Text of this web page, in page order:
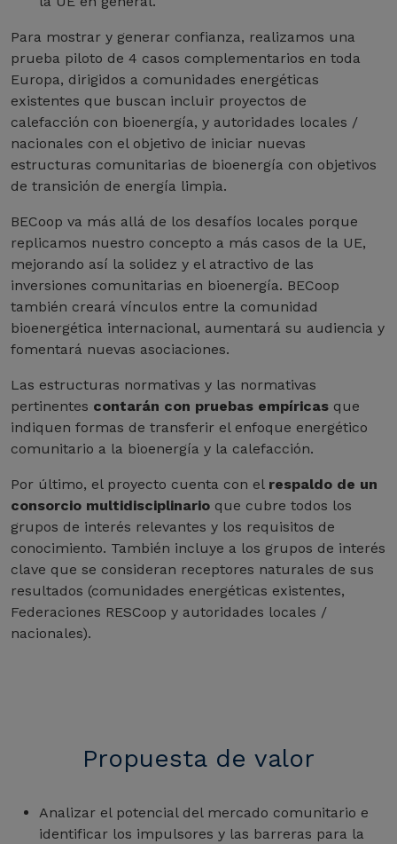
Para mostrar y generar confianza, realizamos una
prueba piloto de 4 casos complementarios en toda
Europa, dirigidos a comunidades energéticas
existentes que buscan incluir proyectos de
calefacción con bioenergía, y autoridades locales /
nacionales con el objetivo de iniciar nuevas
estructuras comunitarias de bioenergía con objetivos
de transición de energía limpia.
BECoop va más allá de los desafíos locales porque
replicamos nuestro concepto a más casos de la UE,
mejorando así la solidez y el atractivo de las
inversiones comunitarias en bioenergía. BECoop
también creará vínculos entre la comunidad
bioenergética internacional, aumentará su audiencia y
fomentará nuevas asociaciones.
Las estructuras normativas y las normativas
pertinentes contarán con pruebas empíricas que
indiquen formas de transferir el enfoque energético
comunitario a la bioenergía y la calefacción.
Por último, el proyecto cuenta con el respaldo de un
consorcio multidisciplinario que cubre todos los
grupos de interés relevantes y los requisitos de
conocimiento. También incluye a los grupos de interés
clave que se consideran receptores naturales de sus
resultados (comunidades energéticas existentes,
Federaciones RESCoop y autoridades locales /
nacionales).
Propuesta de valor
Analizar el potencial del mercado comunitario e
identificar los impulsores y las barreras para la